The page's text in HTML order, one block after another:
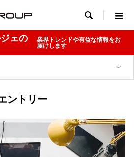

ェの
業界トレンドや有益な情報をお
届けします
ントリー